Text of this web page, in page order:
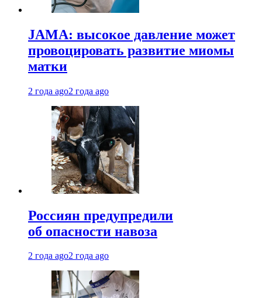
JAMA: высокое давление может
провоцировать развитие миомы
матки
2 года ago2 года ago
Россиян предупредили
об опасности навоза
2 года ago2 года ago